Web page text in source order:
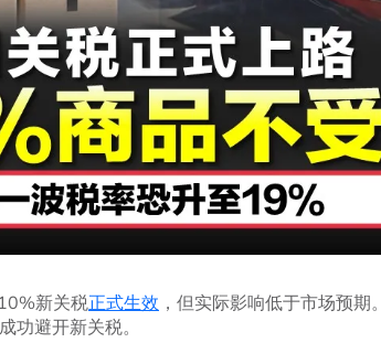
新关税正式生效 ，但实际影响低于市场预
功避开新关税。